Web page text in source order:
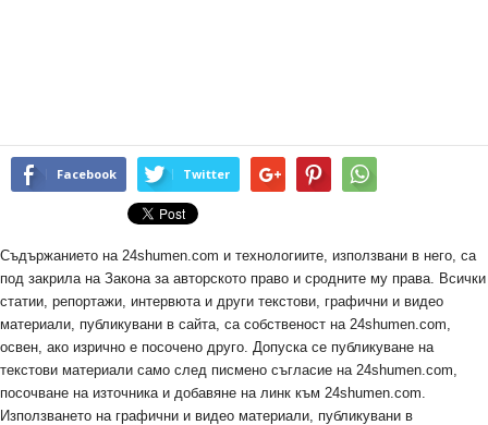
Facebook Twitter
Съдържанието на 24shumen.com и технологиите, използвани в него, са
под закрила на Закона за авторското право и сродните му права. Всички
статии, репортажи, интервюта и други текстови, графични и видео
материали, публикувани в сайта, са собственост на 24shumen.com,
освен, ако изрично е посочено друго. Допуска се публикуване на
текстови материали само след писмено съгласие на 24shumen.com,
посочване на източника и добавяне на линк към 24shumen.com.
Използването на графични и видео материали, публикувани в